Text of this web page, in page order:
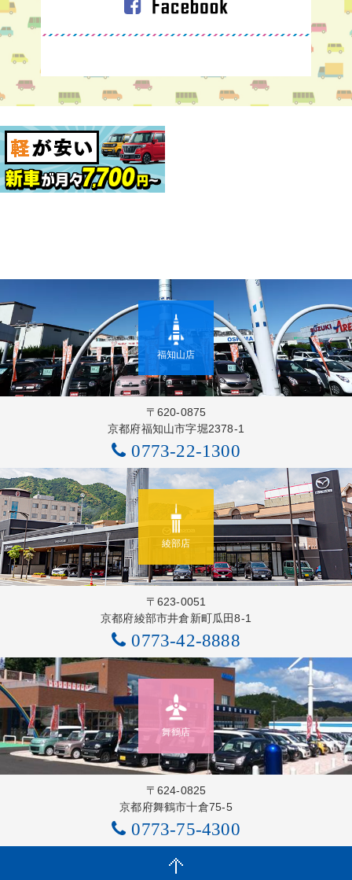
福知山店
〒620-0875
京都府福知山市字堀2378-1
0773-22-1300
綾部店
〒623-0051
京都府綾部市井倉新町瓜田8-1
0773-42-8888
舞鶴店
〒624-0825
京都府舞鶴市十倉75-5
0773-75-4300